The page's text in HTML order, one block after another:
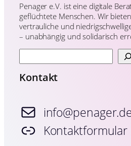
Penager e.V. ist eine digitale
geflüchtete Menschen. Wir
vertrauliche und
– unabhängig und solidarisch
u
c
hKontakt
Kontaktformular